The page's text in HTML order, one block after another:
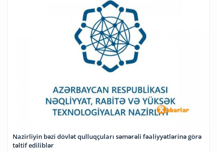
Nazirliyin bəzi dövlət qulluqçuları səmərəli fəaliyyətlərinə görə
təltif ediliblər